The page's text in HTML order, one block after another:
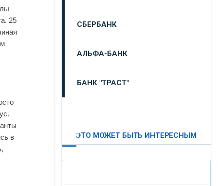
25
в
СБЕРБАНК
АЛЬФА-БАНК
БАНК "ТРАСТ"
ЭТО МОЖЕТ БЫТЬ ИНТЕРЕСНЫМ